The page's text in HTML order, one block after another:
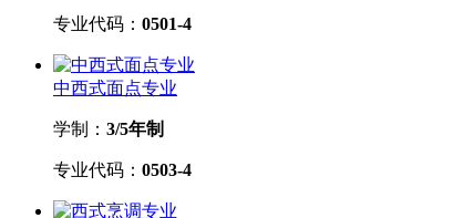
专业代码： 0501-4
中西式面点专业
学制： 3/5年制
专业代码： 0503-4